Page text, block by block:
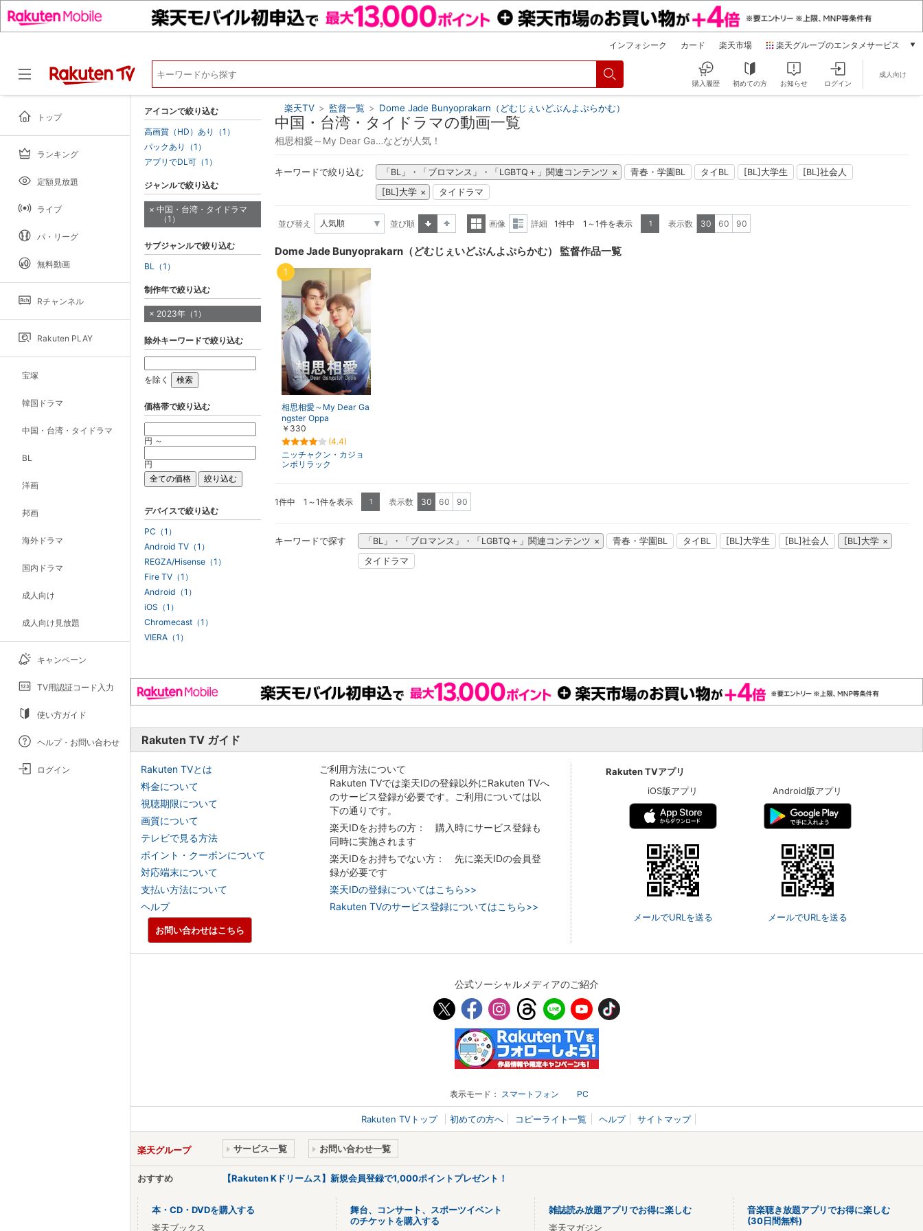
インフォシーク カード 楽天市場 楽天グループのエンタメサービス
本/ゲーム/CD/DVD
雑誌読み放題
楽天マガジン
動画配信
購入履歴 初めての方 お知らせ ログイン
成人向け
トップ
ランキング
定額見放題
ライブ
パ・リーグ
無料動画
Rチャンネル
Rakuten PLAY
宝塚
韓国ドラマ
中国・台湾・タイドラマ
BL
洋画
邦画
海外ドラマ
国内ドラマ
成人向け
成人向け見放題
キャンペーン
TV用認証コード入力
使い方ガイド
ヘルプ・お問い合わせ
ログイン
楽天TV > 監督一覧 > Dome Jade Bunyoprakarn（どむじぇいどぶんよぷらかむ）
中国・台湾・タイドラマの動画一覧
相思相愛～My Dear Ga…などが人気！
キーワードで絞り込む 「BL」・「ブロマンス」・「LGBTQ＋」関連コンテンツ 青春・学園BL タイBL [BL]大学生
[BL]社会人
[BL]大学
タイドラマ
並び替え
並び順
表示
画像
表示
詳細 1件中 1～1件を表示 1 表示数 30 60 90
Dome Jade Bunyoprakarn（どむじぇいどぶんよぷらかむ） 監督作品一覧
相思相愛～My Dear Ga
ngster Oppa
￥330
(4.4)
ニッチャクン・カジョ
ンボリラック
1
1件中 1～1件を表示 1 表示数 30 60 90
キーワードで探す 「BL」・「ブロマンス」・「LGBTQ＋」関連コンテンツ 青春・学園BL タイBL [BL]大学生 [BL]社会人
[BL]大学
タイドラマ
アイコンで絞り込む
高画質（HD）あり（1）
パックあり（1）
アプリでDL可（1）
ジャンルで絞り込む
中国・台湾・タイドラマ
（1）
サブジャンルで絞り込む
BL（1）
制作年で絞り込む
2023年（1）
除外キーワードで絞り込む
を除く
価格帯で絞り込む
円 ～
円
デバイスで絞り込む
PC（1）
Android TV（1）
REGZA/Hisense（1）
Fire TV（1）
Android（1）
iOS（1）
Chromecast（1）
VIERA（1）
Rakuten TV ガイド
Rakuten TVとは
料金について
視聴期限について
画質について
テレビで見る方法
ポイント・クーポンについて
対応端末について
支払い方法について
ヘルプ
ご利用方法について
Rakuten TVでは楽天IDの登録以外にRakuten TVへ
のサービス登録が必要です。ご利用については以
下の通りです。
楽天IDをお持ちの方： 購入時にサービス登録も
同時に実施されます
楽天IDをお持ちでない方： 先に楽天IDの会員登
録が必要です
楽天IDの登録についてはこちら>>
Rakuten TVのサービス登録についてはこちら>>
Rakuten TVアプリ
iOS版アプリ
メールでURLを送る
Android版アプリ
メールでURLを送る
お問い合わせはこちら
公式ソーシャルメディアのご紹介
表示モード： スマートフォン PC
Rakuten TVトップ 初めての方へ コピーライト一覧 ヘルプ サイトマップ
楽天グループ サービス一覧 お問い合わせ一覧
おすすめ 【Rakuten Kドリームス】新規会員登録で1,000ポイントプレゼント！
本・CD・DVDを購入する
楽天ブックス
舞台、コンサート、スポーツイベント
のチケットを購入する
雑誌読み放題アプリでお得に楽しむ
楽天マガジン
音楽聴き放題アプリでお得に楽しむ
(30日間無料)